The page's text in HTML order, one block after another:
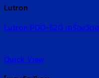
Lutron
Lutron PDO-520 เครื่องวัด
Quick View